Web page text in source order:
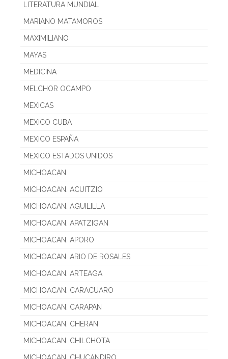
LITERATURA MUNDIAL
MARIANO MATAMOROS
MAXIMILIANO
MAYAS
MEDICINA
MELCHOR OCAMPO
MEXICAS
MEXICO CUBA
MEXICO ESPAÑA
MEXICO ESTADOS UNIDOS
MICHOACAN
MICHOACAN. ACUITZIO
MICHOACAN. AGUILILLA
MICHOACAN. APATZIGAN
MICHOACAN. APORO
MICHOACAN. ARIO DE ROSALES
MICHOACAN. ARTEAGA
MICHOACAN. CARACUARO
MICHOACAN. CARAPAN
MICHOACAN. CHERAN
MICHOACAN. CHILCHOTA